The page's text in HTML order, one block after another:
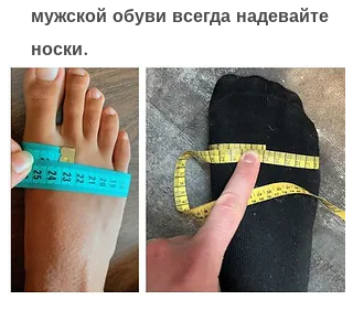
мужской обуви всегда надевайте
носки.